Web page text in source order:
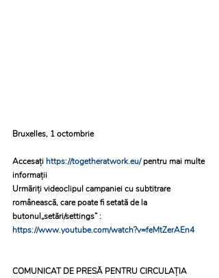
Bruxelles, 1 octombrie
Accesați https://togetheratwork.eu/ pentru mai multe
informații
Urmăriți videoclipul campaniei cu subtitrare
românească, care poate fi setată de la
butonul„setări/settings” :
https://www.youtube.com/watch?v=feMtZerAEn4
COMUNICAT DE PRESĂ PENTRU CIRCULAȚIA